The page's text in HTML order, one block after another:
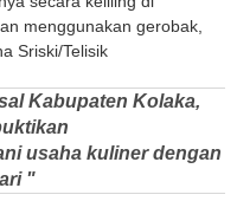
menggunakan gerobak,
Sriski/Telisik
Kabupaten Kolaka,
usaha kuliner dengan
"